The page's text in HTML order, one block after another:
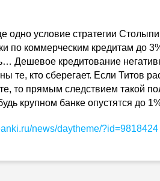
условие стратегии
по коммерческим кредитам до
Дешевое кредитование
те, кто сберегает. Если Титов
то прямым следствием такой
крупном банке опустятся до
news/daytheme/?id=9818424